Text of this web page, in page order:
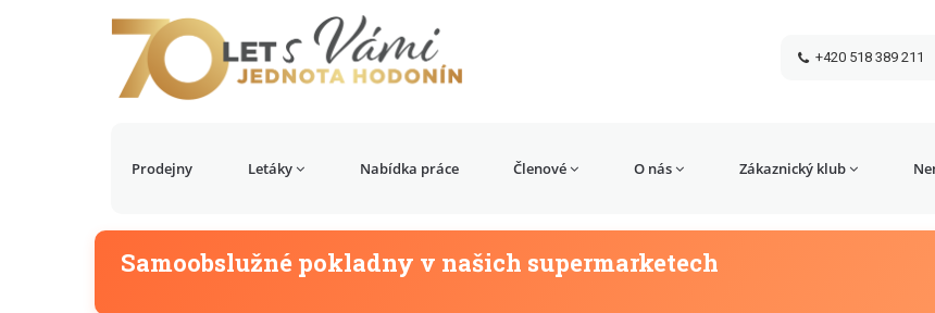
+420 518 389 211
Prodejny Letáky Nabídka práce Členové O nás Zákaznický klub
Samoobslužné pokladny v našich supermarketech